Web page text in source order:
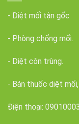
- Diệt mối tận gốc
- Phòng chống mối.
- Diệt côn trùng.
- Bán thuốc diệt
Điện thoại: